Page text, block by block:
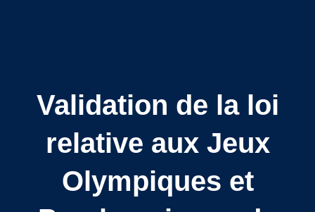
Validation de la loi
relative aux Jeux
Olympiques et